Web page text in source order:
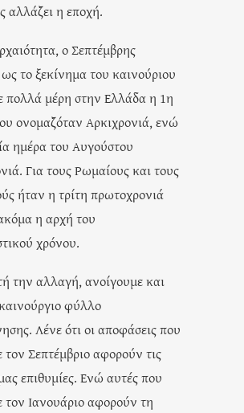
η εποχή.
ο Σεπτέμβρης
το ξεκίνημα του καινούριου
πολλά μέρη στην Ελλάδα η 1η
ονομαζόταν Αρκιχρονιά, ενώ
ημέρα του Αυγούστου
Για τους Ρωμαίους και τους
ήταν η τρίτη πρωτοχρονιά
η αρχή του
χρόνου.
την αλλαγή, ανοίγουμε και
φύλλο
Λένε ότι οι αποφάσεις που
τον Σεπτέμβριο αφορούν τις
επιθυμίες. Ενώ αυτές που
τον Ιανουάριο αφορούν τη